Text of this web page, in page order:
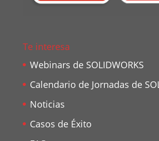
Te interesa
Webinars de SOLIDWORKS
Calendario de Jornadas de
Noticias
Casos de Éxito